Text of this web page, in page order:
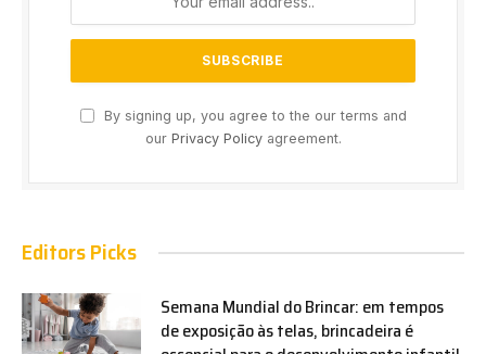
By signing up, you agree to the our terms and
our Privacy Policyagreement.
Editors Picks
Semana Mundial do Brincar: em tempos
de exposição às telas, brincadeira é